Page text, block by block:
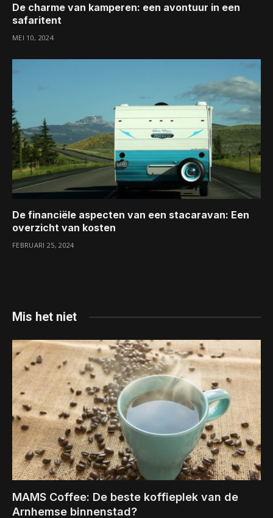
De charme van kamperen: een avontuur in een
safaritent
MEI 10, 2024
De financiële aspecten van een stacaravan: Een
overzicht van kosten
FEBRUARI 25, 2024
Mis het niet
MAMS Coffee: De beste koffieplek van de
Arnhemse binnenstad?